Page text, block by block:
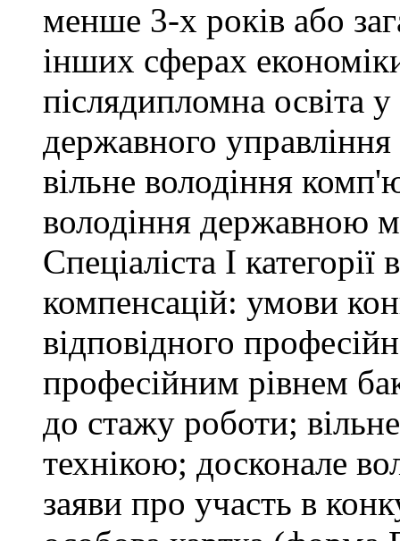
менше 3-х років або
інших сферах
післядипломна освіта
державного управління
вільне володіння
володіння державною
Спеціаліста І
компенсацій: умови
відповідного
професійним рівнем
до стажу роботи;
технікою; досконале
заяви про участь в